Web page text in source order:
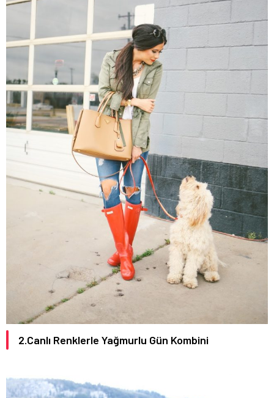
2.Canlı Renklerle Yağmurlu Gün Kombini